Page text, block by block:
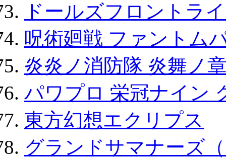
ドールズフロントラ
呪術廻戦 ファントム
炎炎ノ消防隊 炎舞ノ
パワプロ 栄冠ナイン
東方幻想エクリプス
グランドサマナーズ